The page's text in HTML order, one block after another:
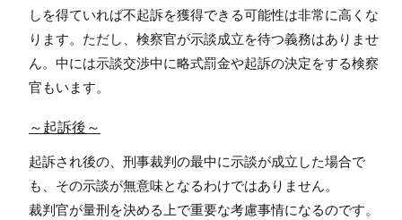
しを得ていれば不起訴を獲得できる可能性は非常に高くな
ります。ただし、検察官が示談成立を待つ義務はありませ
ん。中には示談交渉中に略式罰金や起訴の決定をする検察
官もいます。
～起訴後～
起訴され後の、刑事裁判の最中に示談が成立した場合で
も、その示談が無意味となるわけではありません。
裁判官が量刑を決める上で重要な考慮事情になるのです。